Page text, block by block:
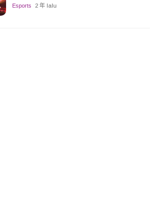
Esports 2 年 lalu